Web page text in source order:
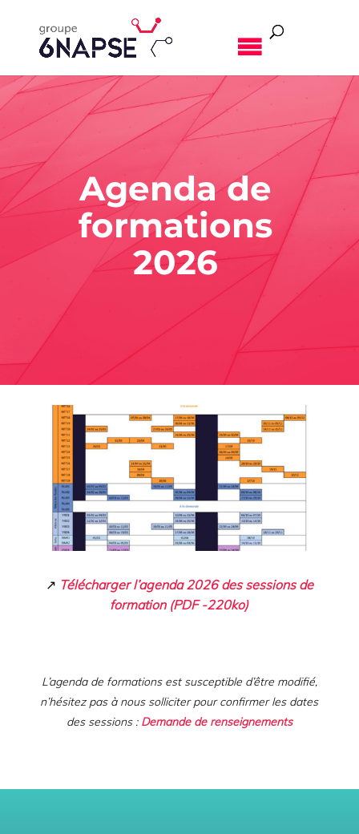
Agenda de
formations
2026
↗ Télécharger l’agenda 2026 des sessions de
formation (PDF -220ko)
L’agenda de formations est susceptible d’être modifié,
n’hésitez pas à nous solliciter pour confirmer les dates
des sessions : Demande de renseignements